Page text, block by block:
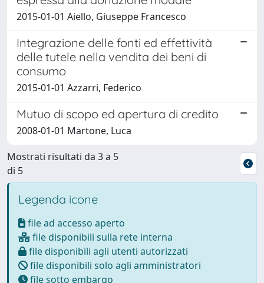
2015-01-01 Aiello, Giuseppe Francesco
Integrazione delle fonti ed effettività
delle tutele nella vendita dei beni di
consumo
2015-01-01 Azzarri, Federico
Mutuo di scopo ed apertura di credito
2008-01-01 Martone, Luca
Mostrati risultati da 3 a 5
di 5
Legenda icone
file ad accesso aperto
file disponibili sulla rete interna
file disponibili agli utenti autorizzati
file disponibili solo agli amministratori
file sotto embargo